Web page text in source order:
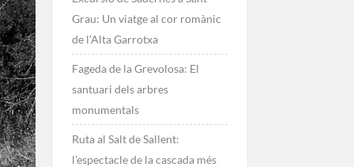
Grau: Un viatge al cor romànic
de l’Alta Garrotxa
Fageda de la Grevolosa: El
santuari dels arbres
monumentals
Ruta al Salt de Sallent:
l’espectacle de la cascada més